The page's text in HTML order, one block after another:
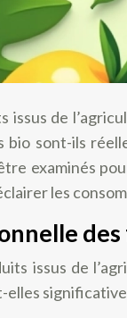
issus de
bio sont-ils
examinés
les
issus de